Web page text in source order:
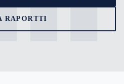
RAPORTTI